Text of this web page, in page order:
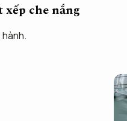
xếp che nắng